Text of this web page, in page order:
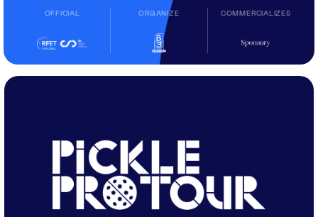
OFFICIAL ORGANIZE COMMERCIALIZES